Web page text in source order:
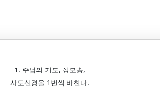
1. 주님의 기도, 성모송,
사도신경을 1번씩 바친다.